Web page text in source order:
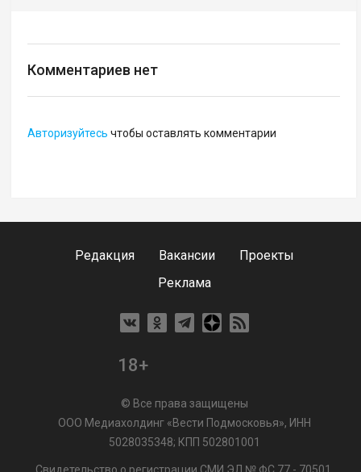
Комментариев нет
Авторизуйтесь чтобы оставлять комментарии
Редакция Вакансии
Проекты
Реклама
18+
© Все права защищены
ООО Медиахолдинг «Вести Подмосковья», ИНН
5028035348; КПП 502801001